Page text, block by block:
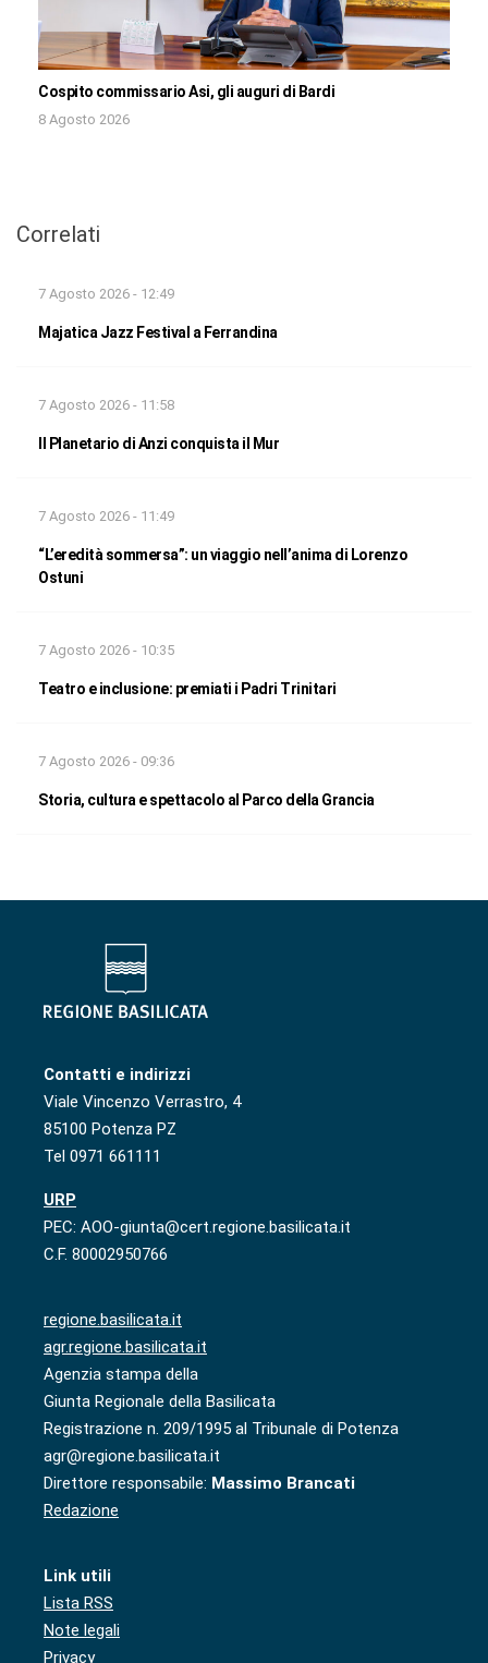
Cospito commissario Asi, gli auguri di Bardi
8 Agosto 2026
Correlati
7 Agosto 2026 - 12:49
Majatica Jazz Festival a Ferrandina
7 Agosto 2026 - 11:58
Il Planetario di Anzi conquista il Mur
7 Agosto 2026 - 11:49
“L’eredità sommersa”: un viaggio nell’anima di Lorenzo
Ostuni
7 Agosto 2026 - 10:35
Teatro e inclusione: premiati i Padri Trinitari
7 Agosto 2026 - 09:36
Storia, cultura e spettacolo al Parco della Grancia
Contatti e indirizzi
Viale Vincenzo Verrastro, 4
85100 Potenza PZ
Tel 0971 661111
URP
PEC: AOO-giunta@cert.regione.basilicata.it
C.F. 80002950766
regione.basilicata.it
agr.regione.basilicata.it
Agenzia stampa della
Giunta Regionale della Basilicata
Registrazione n. 209/1995 al Tribunale di Potenza
agr@regione.basilicata.it
Direttore responsabile: Massimo Brancati
Redazione
Link utili
Lista RSS
Note legali
Privacy